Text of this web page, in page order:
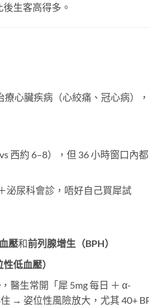
生客高得多。
療心臟疾病（心絞痛、冠心病）
西約 6–8），但 36 小時窗口內
泌尿科會診，唔好自己買犀試
壓和前列腺增生（BPH）
低血壓）
，醫生常開「犀 5mg 每日 ＋ α-
→ 姿位性風險放大，尤其 40+